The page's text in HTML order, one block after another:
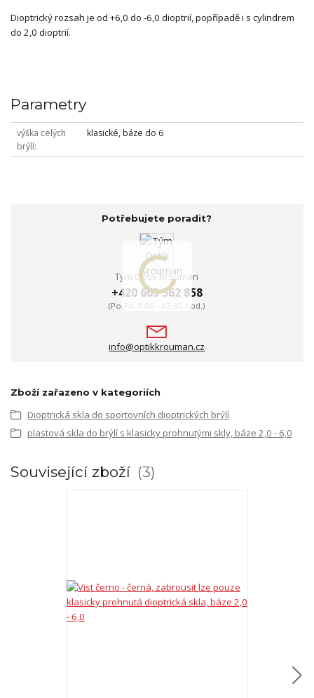
Dioptrický rozsah je od +6,0 do -6,0 dioptrií, popřípadě i s cylindrem
do 2,0 dioptrií.
Parametry
výška celých
brýlí
klasické, báze do 6
Potřebujete poradit?
Tým Optik Krouman
+420 603 562 858
(Po-Pá, 9:00 - 17:30 hod.)
info@optikkrouman.cz
Zboží zařazeno v kategoriích
Dioptrická skla do sportovních dioptrických brýlí
plastová skla do brýlí s klasicky prohnutými skly, báze 2,0 - 6,0
Související zboží 3